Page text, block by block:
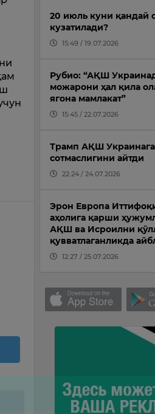
20 июль куни қандай
кузатилади?
15:49 / 19.07.2026
Рубио: “АҚШ
можарони ҳал қила
ягона мамлакат”
15:45 / 22.07.2026
Трамп АҚШ
сотмаслигини айтди
22:24 / 24.07.2026
Эрон Европа
аҳолига қарши
АҚШ ва Исроилни
қувватлаганликда
12:27 / 25.07.2026